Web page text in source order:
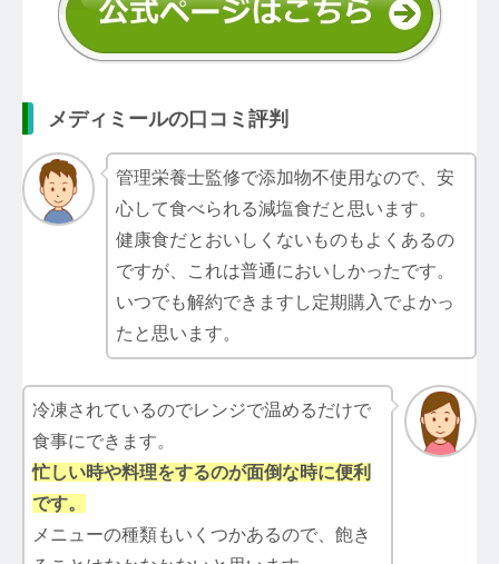
メディミールの口コミ評判
管理栄養士監修で添加物不使用なので、安
心して食べられる減塩食だと思います。
健康食だとおいしくないものもよくあるの
ですが、これは普通においしかったです。
いつでも解約できますし定期購入でよかっ
たと思います。
冷凍されているのでレンジで温めるだけで
食事にできます。
忙しい時や料理をするのが面倒な時に便利
です。
メニューの種類もいくつかあるので、飽き